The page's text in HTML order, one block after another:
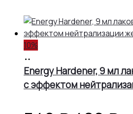
10%
корзину
Energy Hardener, 9 мл
с эффектом